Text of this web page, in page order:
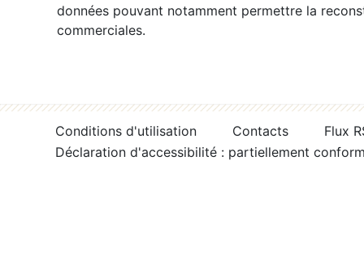
données pouvant notamment permettre la
commerciales.
Conditions d'utilisation Contacts
Flux
Déclaration d'accessibilité : partiellement